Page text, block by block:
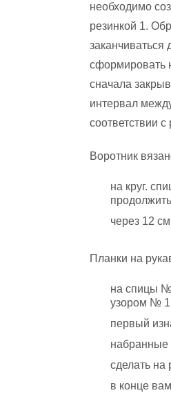
необходимо
резинкой 1.
сформировать
сначала
интервал
соответствии
Воротник
на круг.
через 12
Планки на
на спицы №
узором №
первый
набранные
сделать
в конце